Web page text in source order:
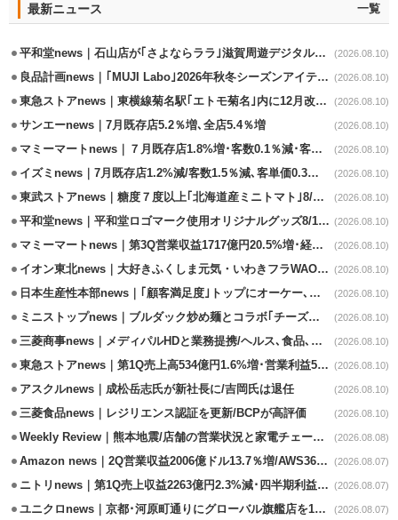
最新ニュース 一覧
平和堂news｜石山店が｢さよならララ｣滋賀周遊デジタルラリースポットに選定 (2026.08.10)
良品計画news｜｢MUJI Labo｣2026年秋冬シーズンアイテム発売 (2026.08.10)
東急ストアnews｜東横線菊名駅｢エトモ菊名｣内に12月改装オープン (2026.08.10)
サンエーnews｜7月既存店5.2％増､全店5.4％増 (2026.08.10)
マミーマートnews｜７月既存店1.8%増･客数0.1％減･客単価1.9％増 (2026.08.10)
イズミnews｜7月既存店1.2%減/客数1.5％減､客単価0.3％増 (2026.08.10)
東武ストアnews｜糖度７度以上｢北海道産ミニトマト｣8/11販売 (2026.08.10)
平和堂news｜平和堂ロゴマーク使用オリジナルグッズ8/10販売開始 (2026.08.10)
マミーマートnews｜第3Q営業収益1717億円20.5%増･経常利益3.6%増 (2026.08.10)
イオン東北news｜大好きふくしま元気・いわきフラWAONの利用金額一部寄付 (2026.08.10)
日本生産性本部news｜｢顧客満足度｣トップにオーケー､コスモス薬品など選出 (2026.08.10)
ミニストップnews｜ブルダック炒め麺とコラボ｢チーズハットグ｣8/7発売 (2026.08.10)
三菱商事news｜メディパルHDと業務提携/ヘルス､食品､日用品で協業 (2026.08.10)
東急ストアnews｜第1Q売上高534億円1.6%増･営業利益5億円13.3%減 (2026.08.10)
アスクルnews｜成松岳志氏が新社長に/吉岡氏は退任 (2026.08.10)
三菱食品news｜レジリエンス認証を更新/BCPが高評価 (2026.08.10)
Weekly Review｜熊本地震/店舗の営業状況と家電チェーンの支援策 (2026.08.08)
Amazon news｜2Q営業収益2006億ドル13.7％増/AWS36.8％％増が貢献 (2026.08.07)
ニトリnews｜第1Q売上収益2263億円2.3%減･四半期利益1.4％減 (2026.08.07)
ユニクロnews｜京都･河原町通りにグローバル旗艦店を11/6開設 (2026.08.07)